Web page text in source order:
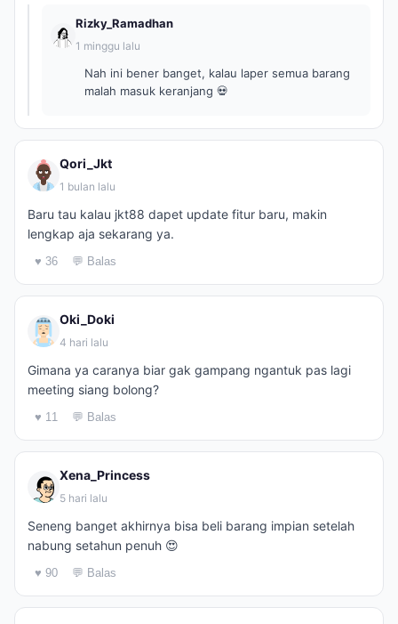
Rizky_Ramadhan
1 minggu lalu
Nah ini bener banget, kalau laper semua barang
malah masuk keranjang 💀
Qori_Jkt
1 bulan lalu
Baru tau kalau jkt88 dapet update fitur baru, makin
lengkap aja sekarang ya.
♥ 36 💬 Balas
Oki_Doki
4 hari lalu
Gimana ya caranya biar gak gampang ngantuk pas lagi
meeting siang bolong?
♥ 11 💬 Balas
Xena_Princess
5 hari lalu
Seneng banget akhirnya bisa beli barang impian setelah
nabung setahun penuh 😍
♥ 90 💬 Balas